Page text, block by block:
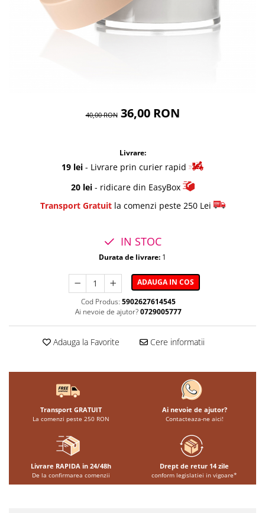
40,00 RON 36,00 RON
Livrare:
19 lei - Livrare prin curier rapid
20 lei- ridicare din EasyBox
Transport Gratuitla comenzi peste 250 Lei
IN STOC
Durata de livrare: 1
ADAUGA IN COS
Cod Produs: 5902627614545
Ai nevoie de ajutor? 0729005777
Adauga la Favorite Cere informatii
Transport GRATUIT
La comenzi peste 250 RON
Ai nevoie de ajutor?
Contacteaza-ne aici!
Livrare RAPIDA in 24/48h
De la confirmarea comenzii
Drept de retur 14 zile
conform legislatiei in vigoare*